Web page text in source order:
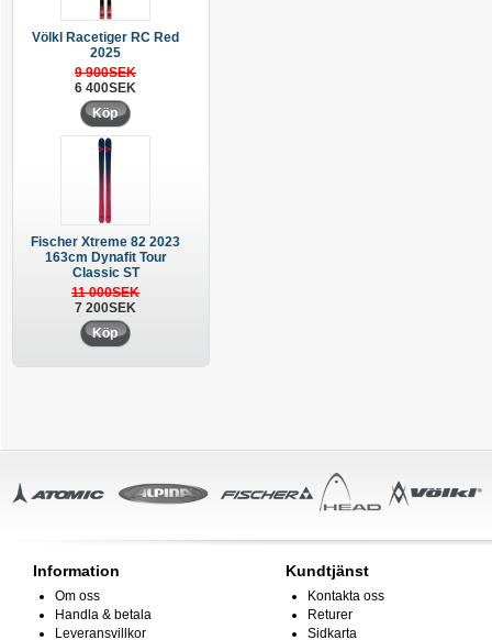
Völkl Racetiger RC Red
2025
9 900SEK
6 400SEK
Köp
Fischer Xtreme 82 2023
163cm Dynafit Tour
Classic ST
11 000SEK
7 200SEK
Köp
Information
Om oss
Handla & betala
Leveransvillkor
Kundtjänst
Kontakta oss
Returer
Sidkarta